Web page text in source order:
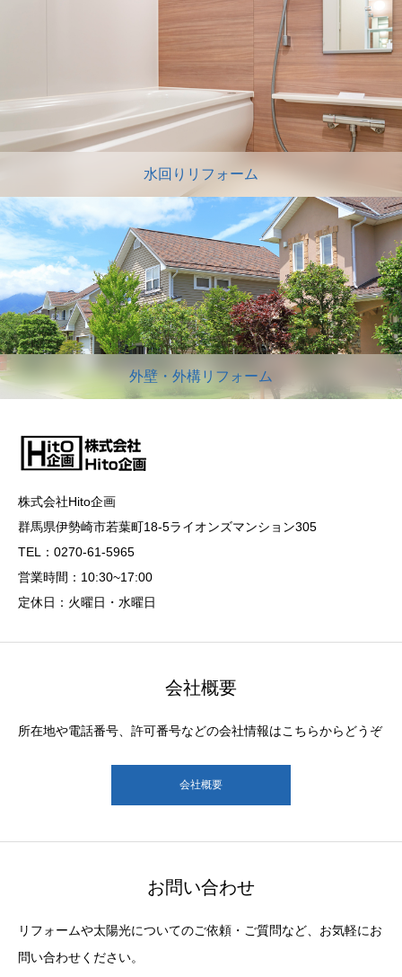
水回りリフォーム
外壁・外構リフォーム
株式会社Hito企画
群馬県伊勢崎市若葉町18-5ライオンズマンション305
TEL：0270-61-5965
営業時間：10:30~17:00
定休日：火曜日・水曜日
会社概要
所在地や電話番号、許可番号などの会社情報はこちらからどうぞ
会社概要
お問い合わせ
リフォームや太陽光についてのご依頼・ご質問など、お気軽にお
問い合わせください。